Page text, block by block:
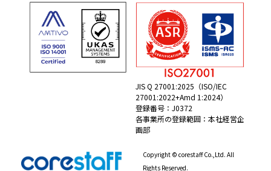
JIS Q 27001:2025（ISO/IEC
27001:2022+Amd 1:2024）
登録番号：J0372
各事業所の登録範囲：本社経営企
画部
Copyright © corestaff Co.,Ltd. All
Rights Reserved.